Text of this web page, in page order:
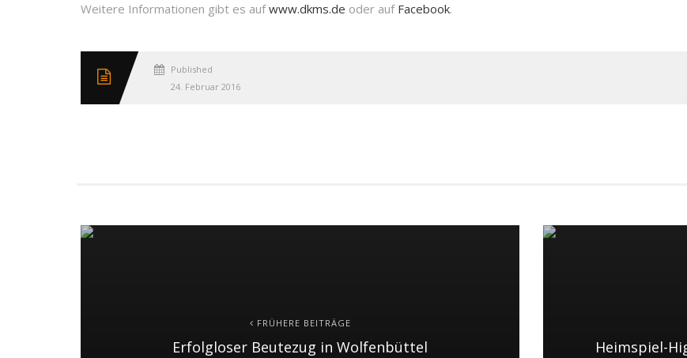
Weitere Informationen gibt es aufwww.dkms.de oder auf Facebook.
Published
24. Februar 2016
FRÜHERE BEITRÄGE
Erfolgloser Beutezug in Wolfenbüttel Heimspiel-